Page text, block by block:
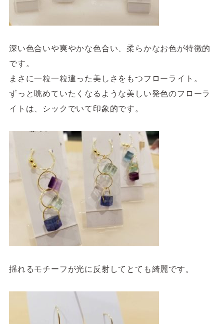
深い色合いや爽やかな色合い、柔らかなお色が特徴的
です。
まさに一粒一粒違った美しさをもつフローライト。
ずっと眺めていたくなるような美しい発色のフローラ
イトは、シックでいて印象的です。
揺れるモチーフが光に反射してとても綺麗です。